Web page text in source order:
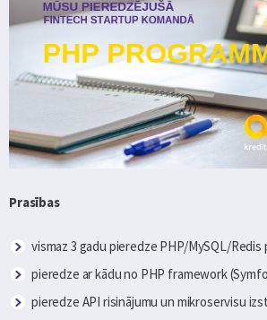
Prasības
vismaz 3 gadu pieredze PHP/MySQL/Redis
pieredze ar kādu no PHP framework
pieredze API risinājumu un mikroservisu